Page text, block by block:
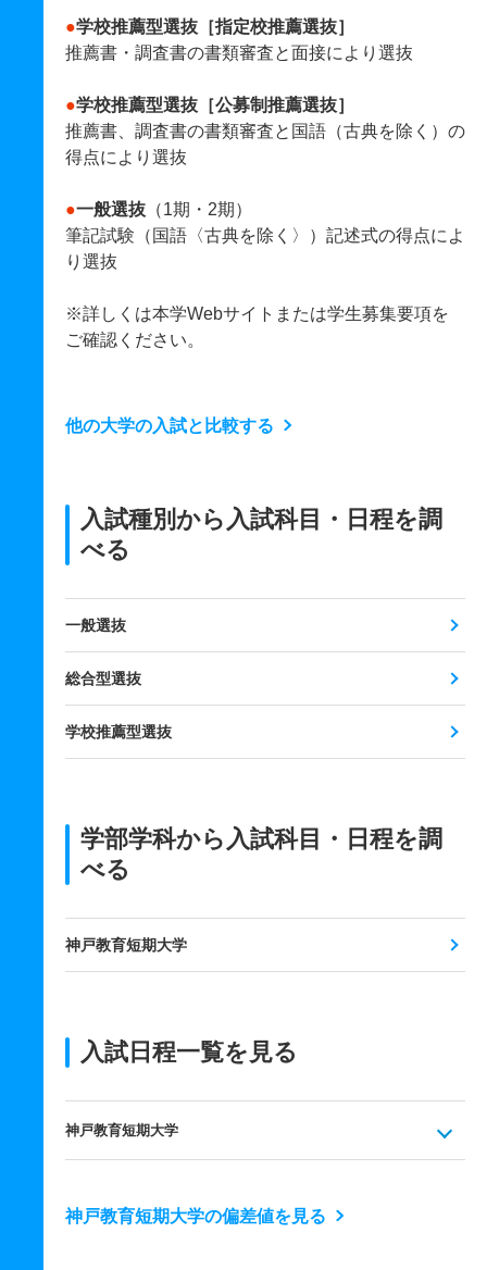
●学校推薦型選抜［指定校推薦選抜］
推薦書・調査書の書類審査と面接により選抜
●学校推薦型選抜［公募制推薦選抜］
推薦書、調査書の書類審査と国語（古典を除く）の
得点により選抜
●一般選抜 （1期・2期）
筆記試験（国語〈古典を除く〉）記述式の得点によ
り選抜
※詳しくは本学Webサイトまたは学生募集要項を
ご確認ください。
他の大学の入試と比較する
入試種別から入試科目・日程を調
べる
一般選抜
総合型選抜
学校推薦型選抜
学部学科から入試科目・日程を調
べる
神戸教育短期大学
入試日程一覧を見る
神戸教育短期大学
神戸教育短期大学の偏差値を見る